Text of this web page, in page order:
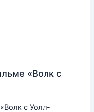
«Волк с
с Уолл-